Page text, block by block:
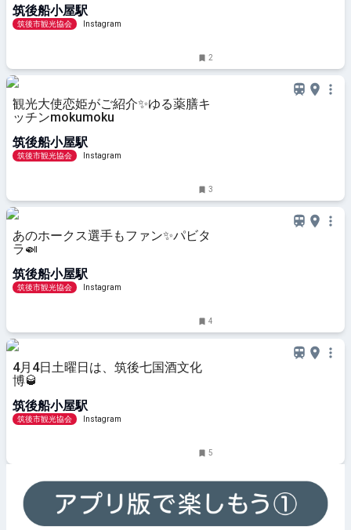
筑後船小屋駅
筑後市観光協会 Instagram
2
観光大使恋姫がご紹介✨️ゆる薬膳キ
ッチンmokumoku
筑後船小屋駅
筑後市観光協会 Instagram
3
あのホークス選手もファン✨️パビタ
ラ🍛
筑後船小屋駅
筑後市観光協会 Instagram
4
4月4日土曜日は、筑後七国酒文化
博🥃
筑後船小屋駅
筑後市観光協会 Instagram
5